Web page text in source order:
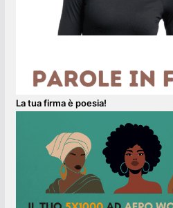
La tua firma è poesia!